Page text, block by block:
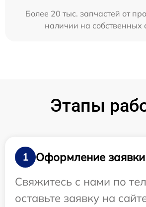
Более 20 тыс. запчастей от
наличии на собственных
Этапы
1
Оформление заявки
Свяжитесь с нами по
оставьте заявку на